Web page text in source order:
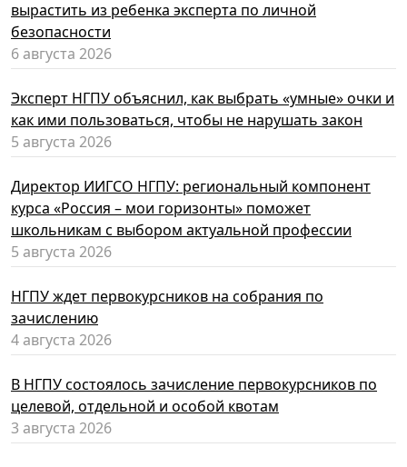
вырастить из ребенка эксперта по личной
безопасности
6 августа 2026
Эксперт НГПУ объяснил, как выбрать «умные» очки и
как ими пользоваться, чтобы не нарушать закон
5 августа 2026
Директор ИИГСО НГПУ: региональный компонент
курса «Россия – мои горизонты» поможет
школьникам с выбором актуальной профессии
5 августа 2026
НГПУ ждет первокурсников на собрания по
зачислению
4 августа 2026
В НГПУ состоялось зачисление первокурсников по
целевой, отдельной и особой квотам
3 августа 2026